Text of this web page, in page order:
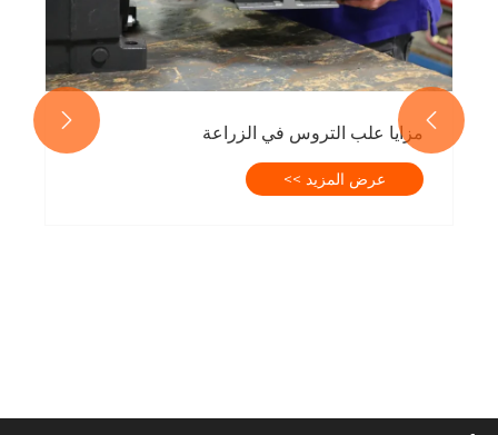
مزايا علب التروس في الزراعة
عرض المزيد >>

